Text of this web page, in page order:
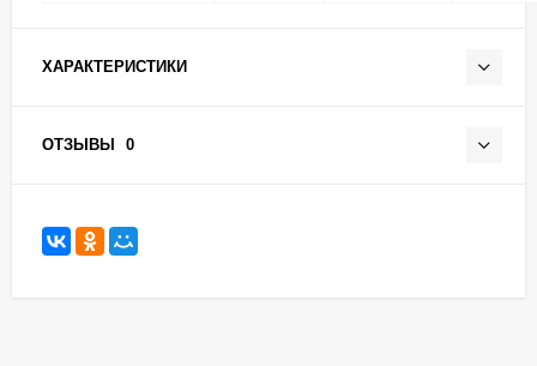
ХАРАКТЕРИСТИКИ
ОТЗЫВЫ 0